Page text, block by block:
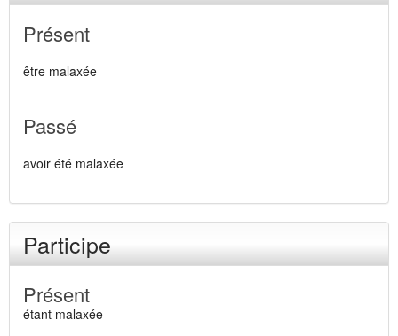
Présent
être malaxée
Passé
avoir été malaxée
Participe
Présent
étant malaxée